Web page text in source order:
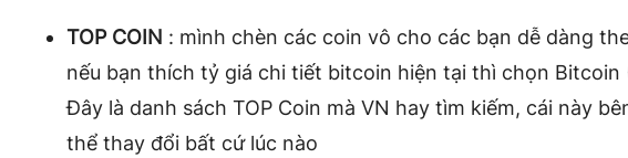
TOP COIN : mình chèn các coin vô cho các bạn dễ dàng
nếu bạn thích tỷ giá chi tiết bitcoin hiện tại thì chọn Bitcoin
Đây là danh sách TOP Coin mà VN hay tìm kiếm, cái này
thể thay đổi bất cứ lúc nào